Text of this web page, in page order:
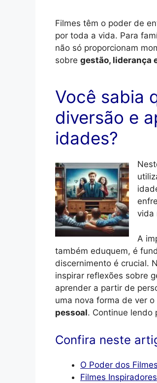
Filmes têm o poder de
por toda a vida. Para
não só proporcionam
sobre gestão, liderança
Você sabia
diversão e
idades?
vida
A
também eduquem, é
discernimento é crucial.
inspirar reflexões sobre
aprender a partir de
uma nova forma de ver
pessoal. Continue lendo
Confira neste
O Poder dos
Filmes